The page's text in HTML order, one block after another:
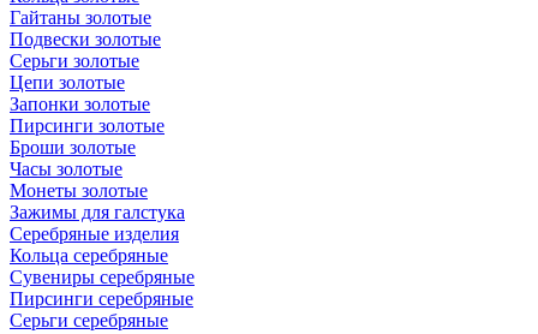
Гайтаны золотые
Подвески золотые
Серьги золотые
Цепи золотые
Запонки золотые
Пирсинги золотые
Броши золотые
Часы золотые
Монеты золотые
Зажимы для галстука
Серебряные изделия
Кольца серебряные
Сувениры серебряные
Пирсинги серебряные
Серьги серебряные